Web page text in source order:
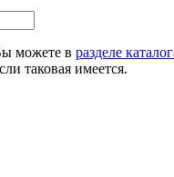
можете в разделе
таковая имеется.